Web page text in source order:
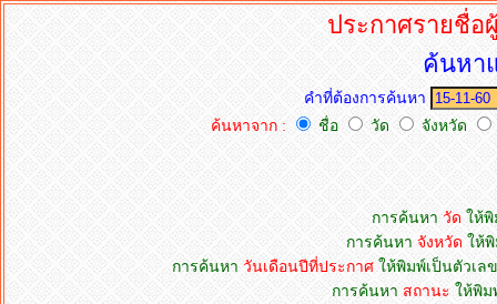
ประกาศรายชื่อ
ค้นหา
คำที่ต้องการค้นหา
ค้นหาจาก :
ชื่อ วัด จังหวัด
การค้นหา วัด ให้พิ
การค้นหา จังหวัด ให้
การค้นหา วันเดือนปีที่ประกาศให้พิมพ์เป็นตัวเล
การค้นหา สถานะ ให้พิ